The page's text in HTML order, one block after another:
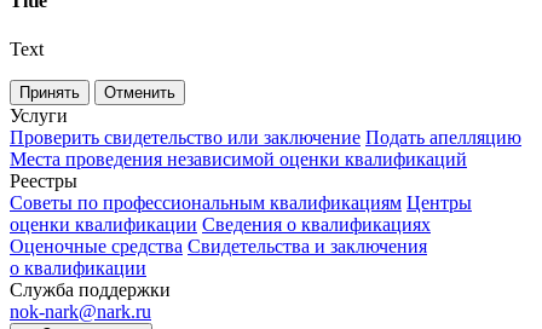
Text
Принять Отменить
Услуги
Проверить свидетельство или заключение Подать апелляцию
Места проведения независимой оценки квалификаций
Реестры
Советы по профессиональным квалификациям Центры
оценки квалификации Сведения о квалификациях
Оценочные средства Свидетельства и заключения
о квалификации
Служба поддержки
nok-nark@nark.ru